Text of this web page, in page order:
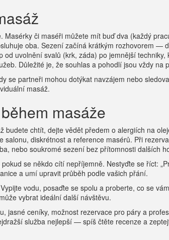
Masérky či maséři můžete mít buď dva (každý
oba. Sezení začíná krátkým rozhovorem —
od uvolnění svalů (krk, záda) po jemnější
Důležité je, že souhlas a pohodlí jsou vždy na
se partneři mohou dotýkat navzájem nebo
masáž.
masáže
budete chtít, dejte vědět předem o alergiích na
diskrétnost a reference masérů. Při
nebo soukromé sezení bez přítomnosti dalších
se někdo cítí nepříjemně. Nestyďte se říct:
a umí upravit průběh podle vašich přání.
vodu, posaďte se spolu a proberte, co se
vybrat ideální další návštěvu.
jasné ceníky, možnost rezervace pro páry a
služba nejlepší — spíš čtěte recenze a